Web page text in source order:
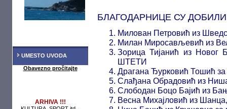
UMESTO UVODA
Obavezno pročitajte
ARHIVA !!!
БЛАГОДАРНИЦЕ СУ
Милован Петровић из
Милан Миросављевић из
Зорица Тијанић из
ШТЕТИ
Драгана Ђурковић Тошић
Слађана Обрадовић из
Слободан Боцо Бајић из
Весна Михајловић из